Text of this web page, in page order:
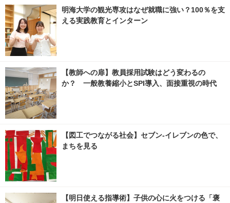
明海大学の観光専攻はなぜ就職に強い？100％を支
える実践教育とインターン
【教師への扉】教員採用試験はどう変わるの
か？ 一般教養縮小とSPI導入、面接重視の時代
【図工でつながる社会】セブン‐イレブンの色で、
まちを見る
【明日使える指導術】子供の心に火をつける「褒